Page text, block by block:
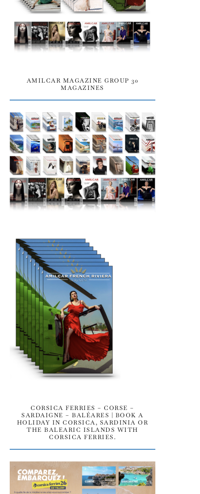
AMILCAR MAGAZINE GROUP 30
MAGAZINES
CORSICA FERRIES – CORSE –
SARDAIGNE – BALÉARES | BOOK A
HOLIDAY IN CORSICA, SARDINIA OR
THE BALEARIC ISLANDS WITH
CORSICA FERRIES.